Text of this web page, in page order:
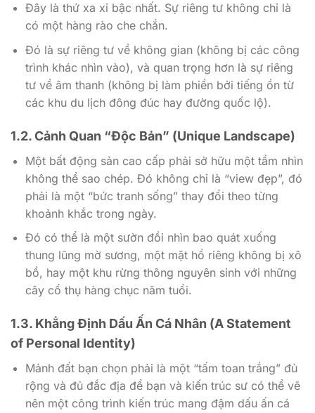
Đây là thứ xa xỉ bậc nhất. Sự riêng tư không chỉ là
có một hàng rào che chắn.
Đó là sự riêng tư về không gian (không bị các công
trình khác nhìn vào), và quan trọng hơn là sự riêng
tư về âm thanh (không bị làm phiền bởi tiếng ồn từ
các khu du lịch đông đúc hay đường quốc lộ).
1.2. Cảnh Quan “Độc Bản” (Unique Landscape)
Một bất động sản cao cấp phải sở hữu một tầm nhìn
không thể sao chép. Đó không chỉ là “view đẹp”, đó
phải là một “bức tranh sống” thay đổi theo từng
khoảnh khắc trong ngày.
Đó có thể là một sườn đồi nhìn bao quát xuống
thung lũng mờ sương, một mặt hồ riêng không bị xô
bồ, hay một khu rừng thông nguyên sinh với những
cây cổ thụ hàng chục năm tuổi.
1.3. Khẳng Định Dấu Ấn Cá Nhân (A Statement
of Personal Identity)
Mảnh đất bạn chọn phải là một “tấm toan trắng” đủ
rộng và đủ đắc địa để bạn và kiến trúc sư có thể vẽ
nên một công trình kiến trúc mang đậm dấu ấn cá